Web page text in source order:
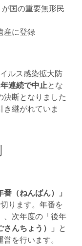
が国の重要無形民
産に登録
ルス感染拡大防
連続で中止とな
決断となりました
継がれていま
番（ねんばん）」
ります。年番を
、次年度の「後年
さんちょう）」 と
を行います。